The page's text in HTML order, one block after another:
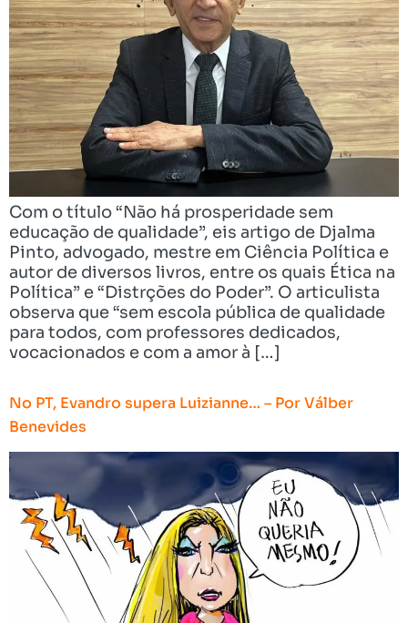
Com o título “Não há prosperidade sem
educação de qualidade”, eis artigo de Djalma
Pinto, advogado, mestre em Ciência Política e
autor de diversos livros, entre os quais Ética na
Política” e “Distrções do Poder”. O articulista
observa que “sem escola pública de qualidade
para todos, com professores dedicados,
vocacionados e com a amor à […]
No PT, Evandro supera Luizianne… – Por Válber
Benevides